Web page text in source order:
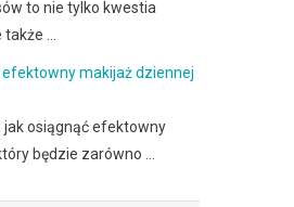
to nie tylko kwestia
…
efektowny makijaż dziennej
jak osiągnąć efektowny
będzie zarówno …